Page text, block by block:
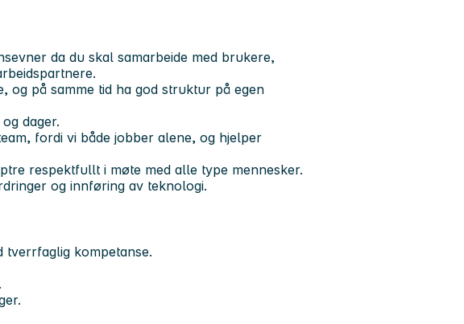
da du skal samarbeide med brukere,
og på samme tid ha god struktur på egen
dager.
fordi vi både jobber alene, og hjelper
respektfullt i møte med alle type mennesker.
og innføring av teknologi.
tverrfaglig kompetanse.